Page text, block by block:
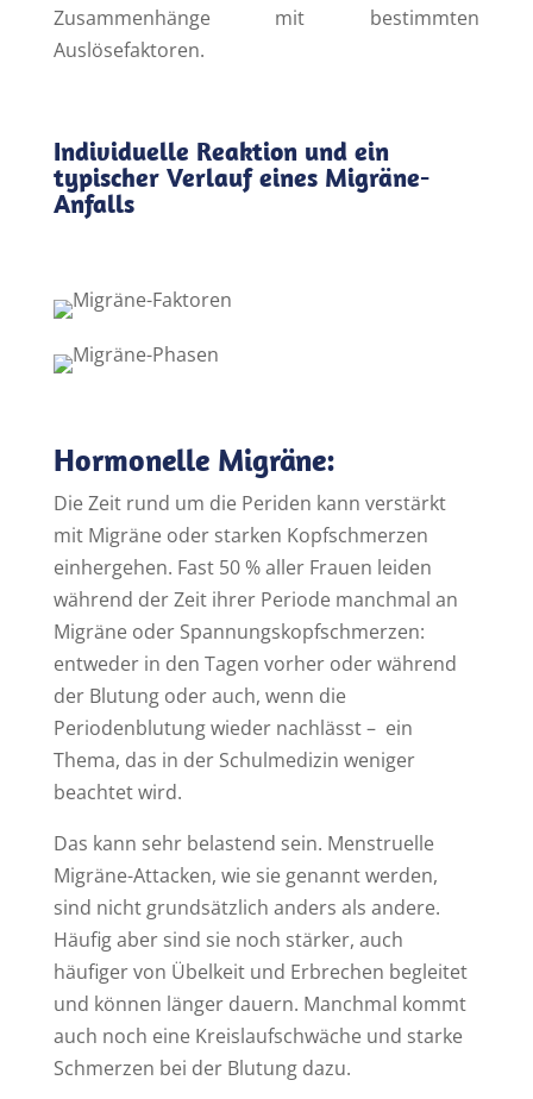
Zusammenhänge mit bestimmten
Auslösefaktoren.
Individuelle Reaktion und ein
typischer Verlauf eines Migräne-
Anfalls
Hormonelle Migräne:
Die Zeit rund um die Periden kann verstärkt
mit Migräne oder starken Kopfschmerzen
einhergehen. Fast 50 % aller Frauen leiden
während der Zeit ihrer Periode manchmal an
Migräne oder Spannungskopfschmerzen:
entweder in den Tagen vorher oder während
der Blutung oder auch, wenn die
Periodenblutung wieder nachlässt – ein
Thema, das in der Schulmedizin weniger
beachtet wird.
Das kann sehr belastend sein. Menstruelle
Migräne-Attacken, wie sie genannt werden,
sind nicht grundsätzlich anders als andere.
Häufig aber sind sie noch stärker, auch
häufiger von Übelkeit und Erbrechen begleitet
und können länger dauern. Manchmal kommt
auch noch eine Kreislaufschwäche und starke
Schmerzen bei der Blutung dazu.